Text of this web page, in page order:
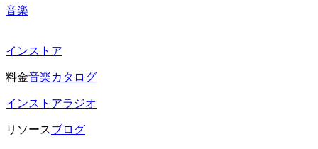
音楽
インストア
料金音楽カタログ
インストアラジオ
リソースブログ